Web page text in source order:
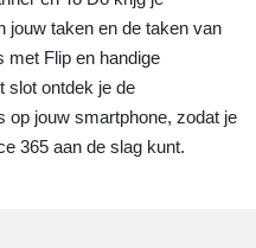
jouw taken en de taken van
met Flip en handige
slot ontdek je de
op jouw smartphone, zodat je
365 aan de slag kunt.